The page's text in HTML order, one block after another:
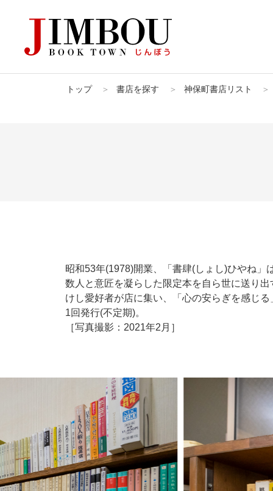
書店を探すトップ
神保町お散
トップ 書店を探す 神保町書店リスト
昭和53年(1978)開業、「書肆(しょし)ひやね
数人と意匠を凝らした限定本を自ら世に送り
けし愛好者が店に集い、「心の安らぎを感じ
1回発行(不定期)。
［写真撮影：2021年2月］